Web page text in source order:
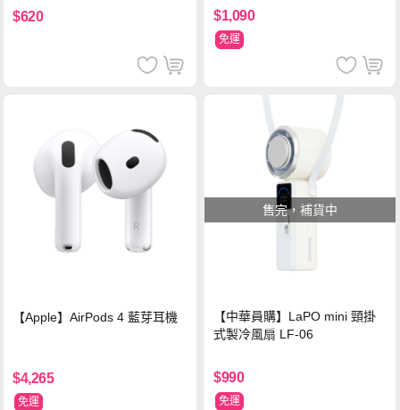
$620 $1,090
免運
【Apple】AirPods 4 藍芽耳機
$4,265
免運
售完，補貨中
【中華員購】LaPO mini 頸掛
式製冷風扇 LF-06
$990
免運